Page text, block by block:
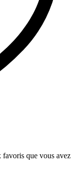
favoris que vous avez